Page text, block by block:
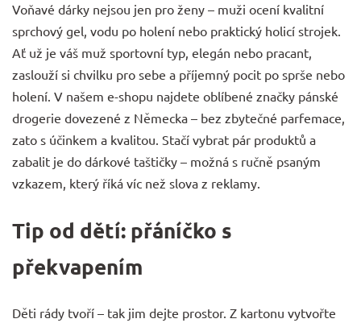
Voňavé dárky nejsou jen pro ženy – muži ocení kvalitní
sprchový gel, vodu po holení nebo praktický holicí strojek.
Ať už je váš muž sportovní typ, elegán nebo pracant,
zaslouží si chvilku pro sebe a příjemný pocit po sprše nebo
holení. V našem e-shopu najdete oblíbené značky pánské
drogerie dovezené z Německa – bez zbytečné parfemace,
zato s účinkem a kvalitou. Stačí vybrat pár produktů a
zabalit je do dárkové taštičky – možná s ručně psaným
vzkazem, který říká víc než slova z reklamy.
Tip od dětí: přáníčko s
překvapením
Děti rády tvoří – tak jim dejte prostor. Z kartonu vytvořte